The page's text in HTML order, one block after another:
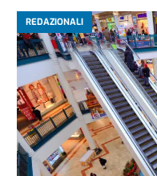
REDAZIONALI